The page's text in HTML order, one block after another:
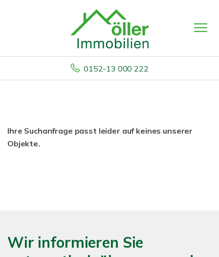
0152-13 000 222
Ihre Suchanfrage passt leider auf keines unserer
Objekte.
Wir informieren Sie